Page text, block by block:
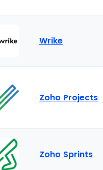
Wrike
Zoho Projects
Zoho Sprints